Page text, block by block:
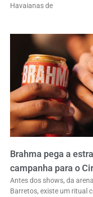
Havaianas de
Brahma pega a
campanha para o
Antes dos shows, da
Barretos, existe um ritual